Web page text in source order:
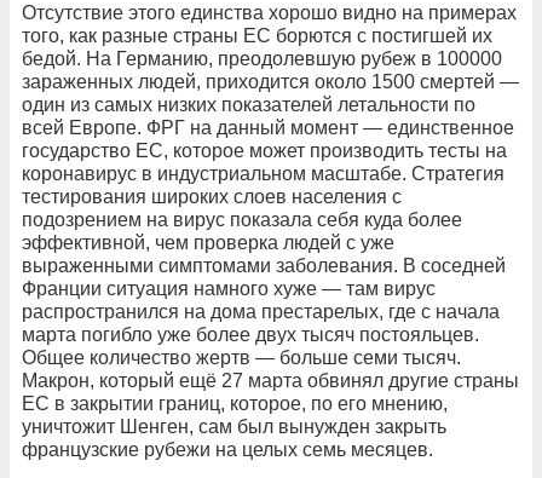
Отсутствие этого единства хорошо видно на примерах
того, как разные страны ЕС борются с постигшей их
бедой. На Германию, преодолевшую рубеж в 100000
зараженных людей, приходится около 1500 смертей —
один из самых низких показателей летальности по
всей Европе. ФРГ на данный момент — единственное
государство ЕС, которое может производить тесты на
коронавирус в индустриальном масштабе. Стратегия
тестирования широких слоев населения с
подозрением на вирус показала себя куда более
эффективной, чем проверка людей с уже
выраженными симптомами заболевания. В соседней
Франции ситуация намного хуже — там вирус
распространился на дома престарелых, где с начала
марта погибло уже более двух тысяч постояльцев.
Общее количество жертв — больше семи тысяч.
Макрон, который ещё 27 марта обвинял другие страны
ЕС в закрытии границ, которое, по его мнению,
уничтожит Шенген, сам был вынужден закрыть
французские рубежи на целых семь месяцев.